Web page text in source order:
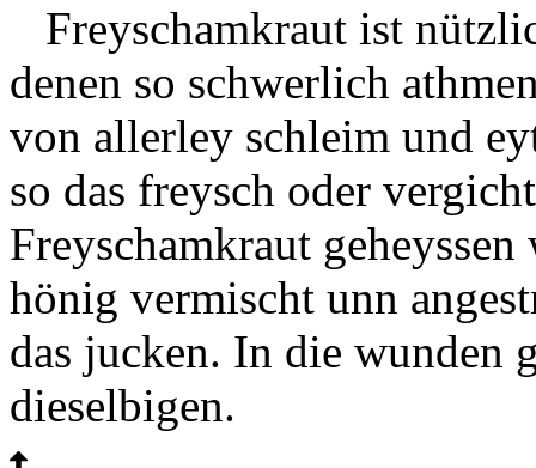
Freyschamkraut ist
denen so schwerlich
von allerley schleim und
so das freysch oder vergicht
Freyschamkraut
hönig vermischt unn
das jucken. In die wunden
dieselbigen.